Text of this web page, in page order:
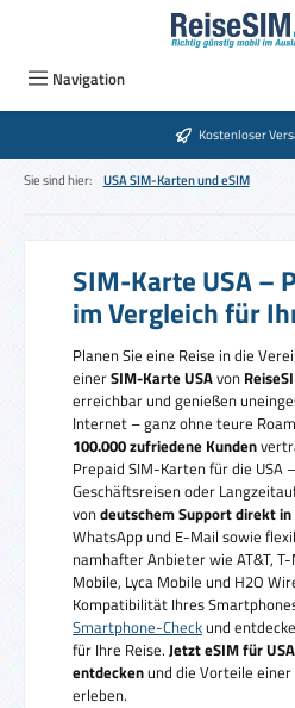
Zum Hauptinhalt springen
Navigation
Kostenloser
Sie sind hier: USA SIM-Karten und eSIM
SIM-Karte USA –
im Vergleich für
Planen Sie eine Reise in die
einerSIM-Karte USAvon
erreichbar und genießen
Internet – ganz ohne teure
100.000 zufriedene Kunden
Prepaid SIM-Karten für die USA
Geschäftsreisen oder
vondeutschem Support direkt in
WhatsApp und E-Mail sowie
namhafter Anbieter wie AT&T,
Mobile, Lyca Mobile und H2O
Kompatibilität Ihres
Smartphone-Checkund
für Ihre Reise. Jetzt eSIM für
entdeckenund die Vorteile
erleben.